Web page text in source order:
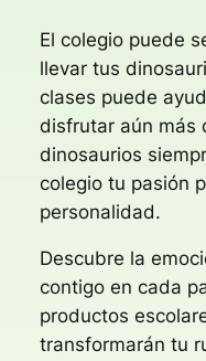
El colegio puede
llevar tus
clases puede
disfrutar aún más
dinosaurios
colegio tu pasión
personalidad.
Descubre la
contigo en cada
productos
transformarán tu